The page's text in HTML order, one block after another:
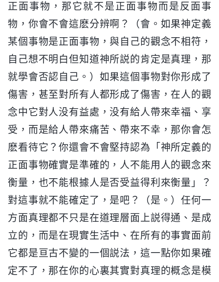
正面事物，那它就不是正面事物而是反面事
物，你會不會這麽分辨啊？（會。如果神定義
某個事物是正面事物，與自己的觀念不相符，
自己想不明白但知道神所説的肯定是真理，那
就學會否認自己。）如果這個事物對你形成了
傷害，甚至對所有人都形成了傷害，在人的觀
念中它對人没有益處，没有給人帶來幸福、享
受，而是給人帶來痛苦、帶來不幸，那你會怎
麽看待它？你還會不會堅持認為「神所定義的
正面事物確實是準確的，人不能用人的觀念來
衡量，也不能根據人是否受益得利來衡量」？
對這事就不能確定了，是吧？（是。）任何一
方面真理都不只是在道理層面上説得通、是成
立的，而是在現實生活中、在所有的事實面前
它都是亘古不變的一個説法，這一點你如果確
定不了，那在你的心裏其實對真理的概念是模